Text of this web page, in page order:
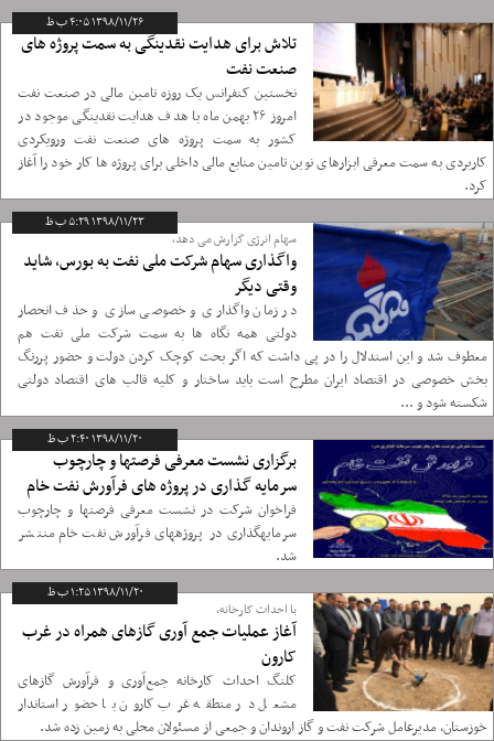
تلاش برای هدایت نقدینگی به سمت پروژه ‎های
صنعت نفت
نخستین کنفرانس یک روزه تامین مالی در صنعت نفت
امروز ۲۶ بهمن ماه با هدف هدایت نقدینگی موجود در
کشور به سمت پروژه‎ های صنعت نفت ورویکردی
کاربردی به سمت معرفی ابزارهای نوین تامین منابع مالی داخلی برای پروژه ها کار خود را آغاز
کرد.
۱۳۹۸/۱۱/۲۶ ۴:۰۵ ب ظ
سهام انرژی گزارش می دهد،
واگذاری سهام شرکت ملی نفت به بورس، شاید
وقتی دیگر
در زمان واگذاری و خصوصی سازی و حذف انحصار
دولتی همه نگاه ها به سمت شرکت ملی نفت هم
معطوف شد و این استدلال را در پی داشت که اگر بحث کوچک کردن دولت و حضور پررنگ
بخش خصوصی در اقتصاد ایران مطرح است باید ساختار و کلیه قالب های اقتصاد دولتی
شکسته شود و ...
۱۳۹۸/۱۱/۲۳ ۵:۲۹ ب ظ
برگزاری نشست معرفی فرصت‎ها و چارچوب
سرمایه‎ گذاری در پروژه ‎های فرآورش نفت خام
فراخوان شرکت در نشست معرفی فرصت‎ها و چارچوب
سرمایه‎گذاری در پروژه‎های فرآورش نفت خام منتشر
شد.
۱۳۹۸/۱۱/۲۰ ۲:۴۰ ب ظ
با احداث کارخانه،
آغاز عملیات جمع آوری گازهای همراه در غرب
کارون
کلنگ احداث کارخانه جمع‌آوری و فرآورش گازهای
مشعل در منطقه غرب کارون با حضور استاندار
خوزستان، مدیرعامل شرکت نفت و گاز اروندان و جمعی از مسئولان محلی به زمین زده شد.
۱۳۹۸/۱۱/۲۰ ۱:۲۵ ب ظ